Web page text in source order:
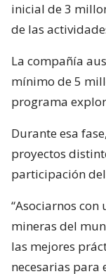
inicial de 3
de las
La compañía
mínimo de 5
programa
Durante esa
proyectos
participación del
“Asociarnos
mineras del
las mejores
necesarias para